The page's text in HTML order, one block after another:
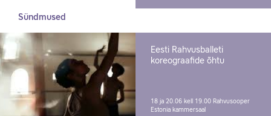
Sündmused
Eesti Rahvusballeti
koreograafide õhtu
18 ja 20.06 kell 19.00 Rahvusooper
Estonia kammersaal